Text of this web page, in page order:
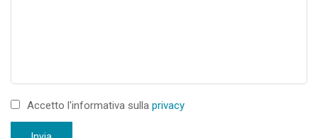
Accetto l'informativa sulla privacy